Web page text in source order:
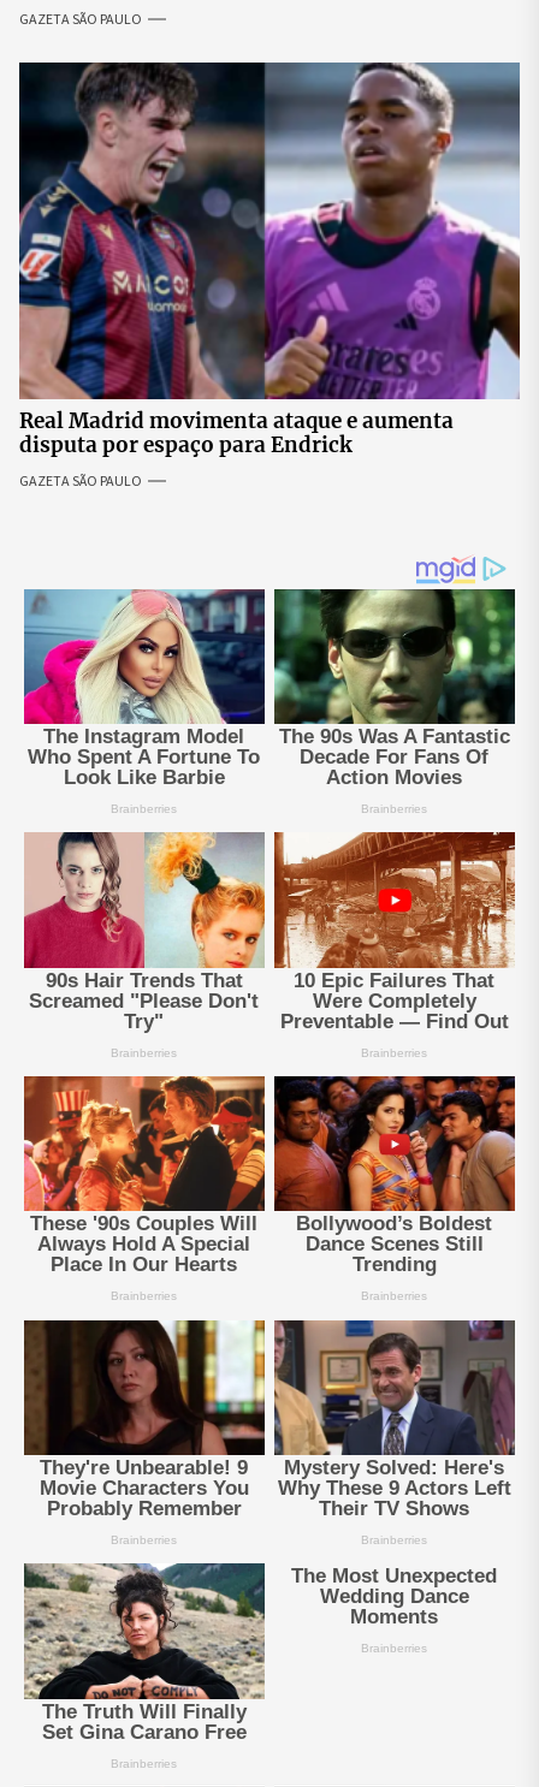
adolescentes
GAZETA SÃO PAULO
Real Madrid movimenta ataque e aumenta
disputa por espaço para Endrick
GAZETA SÃO PAULO